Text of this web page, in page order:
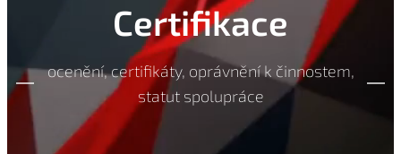
Certifikace
ocenění, certifikáty, oprávnění k činnostem,
statut spolupráce